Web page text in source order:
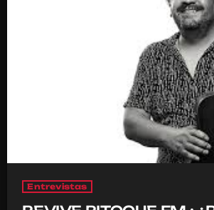
Entrevistas